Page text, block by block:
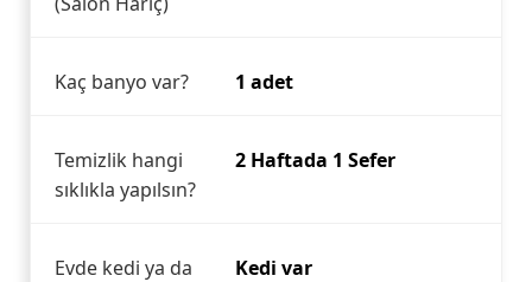
Kaç banyo var? 1 adet
Temizlik hangi
sıklıkla yapılsın?
2 Haftada 1 Sefer
Evde kedi ya da
Kedi var